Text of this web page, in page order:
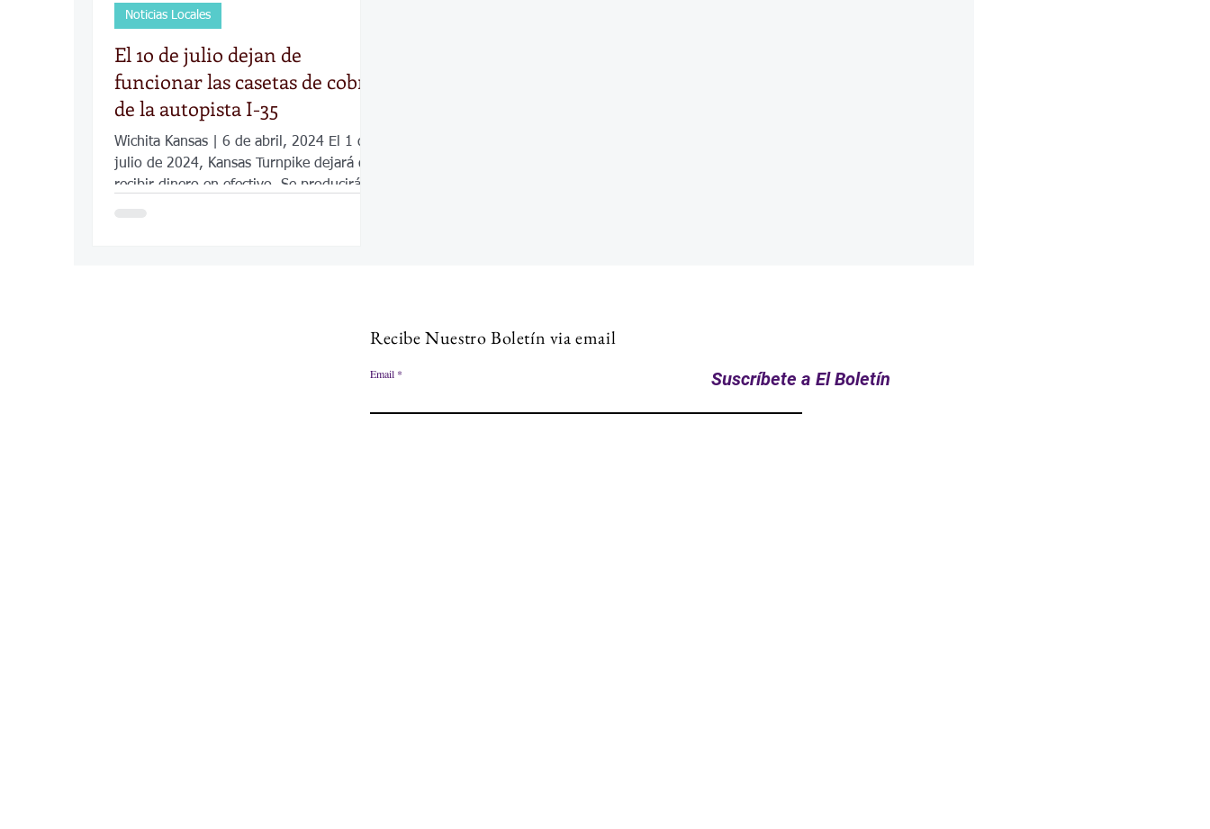
El 1o de julio dejan de
funcionar las casetas de cobro
de la autopista I-35
Wichita Kansas | 6 de abril, 2024 El 1 de
julio de 2024, Kansas Turnpike dejará de
recibir dinero en efectivo. Se producirán
Noticias Locales
Recibe Nuestro Boletín via email
Email Suscríbete a El Boletín